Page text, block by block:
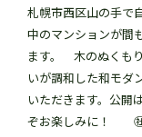
札幌市西区山の手で
中のマンションが間
ます。 木のぬくも
いが調和した和モダ
いただきます。公開
ぞお楽しみに！